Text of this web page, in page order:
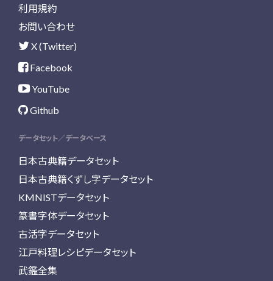
利用規約
お問い合わせ
X (Twitter)
Facebook
YouTube
Github
データセット／データベース
日本古典籍データセット
日本古典籍くずし字データセット
KMNISTデータセット
篆書字体データセット
古活字データセット
江戸料理レシピデータセット
武鑑全集